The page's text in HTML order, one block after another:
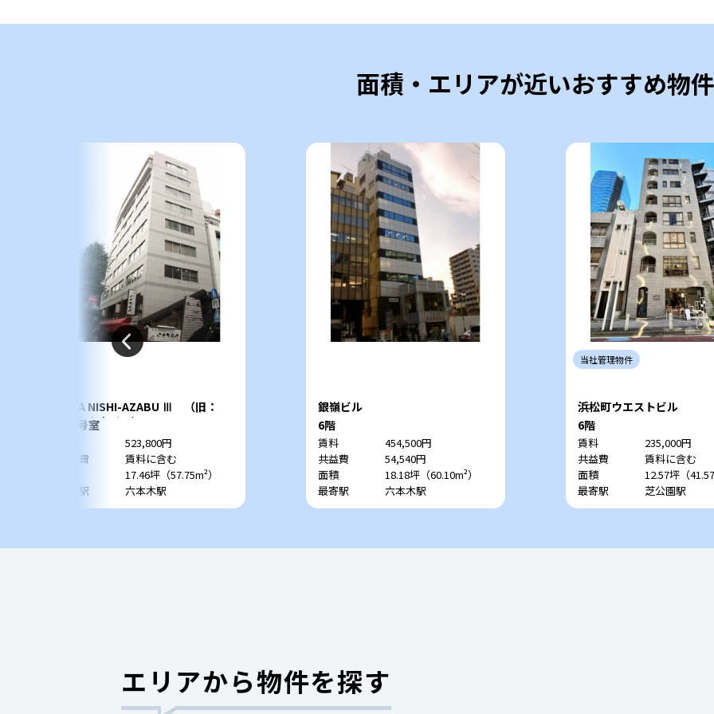
面積・エリアが近いおすすめ物件
SYLA NISHI-AZABU Ⅲ （旧：
SW六本木ビル）
802号室
523,800円
共益費
賃料に含む
17.46坪（57.75m²）
最寄駅
六本木駅
銀嶺ビル
6階
賃料
454,500円
共益費
54,540円
面積
18.18坪（60.10m²）
最寄駅
六本木駅
当社管理物件
浜松町ウエストビル
6階
賃料
235,000円
共益費
賃料に含む
面積
12.57坪（
最寄駅
芝公園駅
エリアから物件を探す